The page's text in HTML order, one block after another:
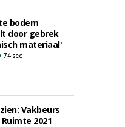
bodem
door gebrek
materiaal'
74 sec
Vakbeurs
2021